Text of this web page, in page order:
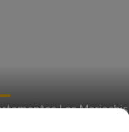
Los Mariachis